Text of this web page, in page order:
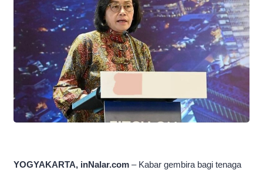
YOGYAKARTA, inNalar.com – Kabar gembira bagi tenaga